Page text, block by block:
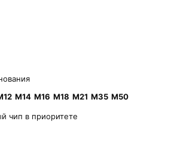
М14 М16 М18 М21 М35 М50
чип в приоритете